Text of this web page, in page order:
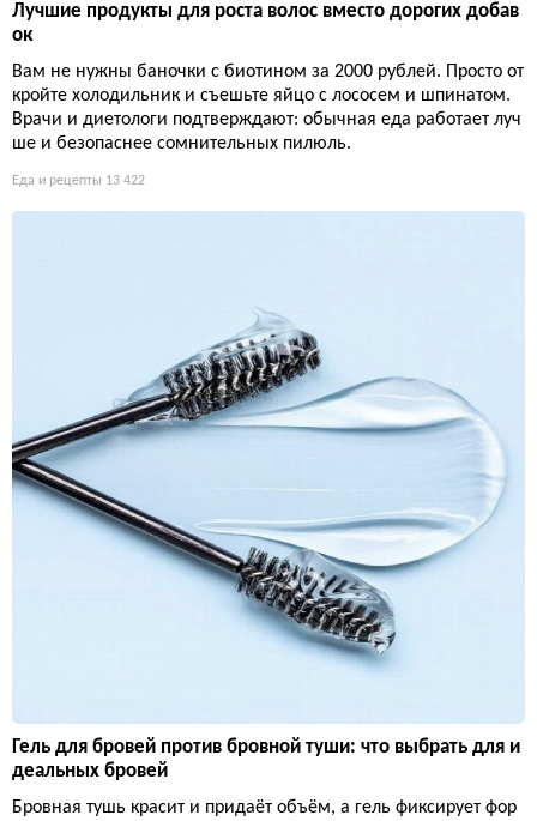
Лучшие продукты для роста волос вместо дорогих добав
ок
Вам не нужны баночки с биотином за 2000 рублей. Просто от
кройте холодильник и съешьте яйцо с лососем и шпинатом.
Врачи и диетологи подтверждают: обычная еда работает луч
ше и безопаснее сомнительных пилюль.
Еда и рецепты 13 422
Гель для бровей против бровной туши: что выбрать для и
деальных бровей
Бровная тушь красит и придаёт объём, а гель фиксирует фор